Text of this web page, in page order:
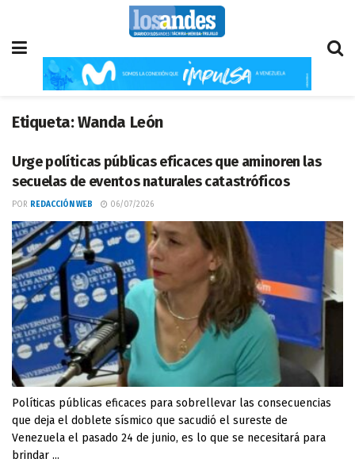
Etiqueta:Wanda León
Urge políticas públicas eficaces que aminoren las
secuelas de eventos naturales catastróficos
POR REDACCIÓN WEB 06/07/2026
Políticas públicas eficaces para sobrellevar las consecuencias
que deja el doblete sísmico que sacudió el sureste de
Venezuela el pasado 24 de junio, es lo que se necesitará para
brindar ...